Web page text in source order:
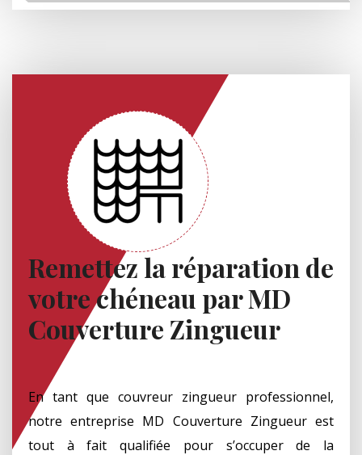
Remettez la réparation de
votre chéneau par MD
Couverture Zingueur
En tant que couvreur zingueur professionnel,
notre entreprise MD Couverture Zingueur est
tout à fait qualifiée pour s’occuper de la